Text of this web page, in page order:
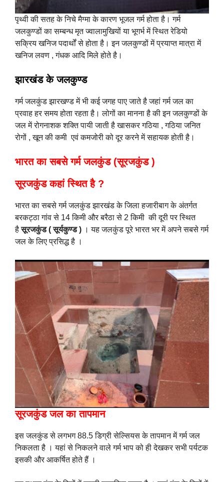
पृथ्वी की सतह के निचे मैग्मा के कारण भूजल गर्म होता है। गर्म
जलकुण्डों का सम्बन्ध मृत ज्वालामुखियों या भूगर्भ में स्थित रेडियो
सक्रिय खनिज पदार्थों से होता है। इन जलकुण्डों में प्रयाप्त मात्रा में
खनिज लवण , गंधक आदि मिले होते है।
झारखंड के जलकुण्ड
गर्म जलकुंड झारखण्ड में भी कई जगह पाए जाते है जहां गर्म जल का
प्रवाह हर समय होता रहता है। लोगों का मानना है की इन जलकुण्डों के
जल में रोगनाशक शक्ति पायी जाती है खासकर गठिया , गठिया जनित
रोगों , खून की कमी एवं कमजोरी को दूर करने में सहायक होती है।
भारत का सबसे गर्म जलकुंड (सूरजकुंड )
सूरजकुंड कहां स्थित है ?
भारत का सबसे गर्म जलकुंड झारखंड के जिला हजारीबाग के अंतर्गत
बरकट्ठा गांव से 14 किमी और बरैठा से 2 किमी की दूरी पर स्थित
हैसूरजकुंड ( सूर्यकुण्ड ) । यह जलकुंड पूरे भारत भर में अपने सबसे गर्म
जल के लिए प्रसिद्ध है ।
सूरजकुंड जल का तापमान
इस जलकुंड से लगभग 88.5 डिग्री सेल्सियस के तापमान में गर्म जल
निकलता है । यहां से निकलने वाले गर्म भाप को ही देखकर सभी पर्यटक
इसकी और आकर्षित होते हैं ।